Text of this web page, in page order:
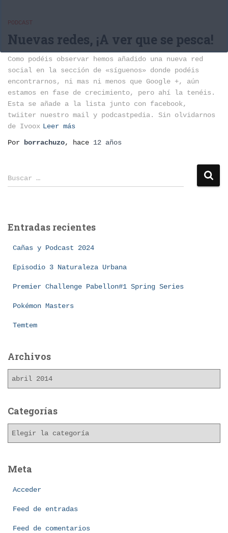
PODCAST
Nuevas redes, ¡A ver que se pesca!
Como podéis observar hemos añadido una nueva red
social en la sección de «síguenos» donde podéis
encontrarnos, ni mas ni menos que Google +, aún
estamos en fase de crecimiento, pero ahí la tenéis.
Esta se añade a la lista junto con facebook,
twiiter nuestro mail y podcastpedia. Sin olvidarnos
de Ivoox Leer más
Por
borrachuzo, hace 12 años
B
u
r
Buscar …
Entradas recientes
Cañas y Podcast 2024
Episodio 3 Naturaleza Urbana
Premier Challenge Pabellon#1 Spring Series
Pokémon Masters
Temtem
Archivos
h
o
Categorías
g
Meta
Acceder
Feed de entradas
Feed de comentarios